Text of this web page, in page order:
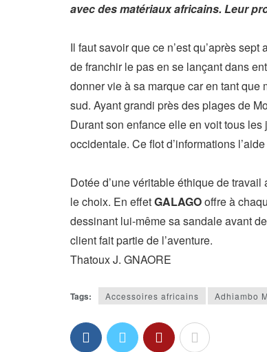
avec des matériaux africains. Leur
Il faut savoir que ce n’est qu’après
de franchir le pas en se lançant dans
donner vie à sa marque car en tant
sud. Ayant grandi près des plages de
Durant son enfance elle en voit tous
occidentale. Ce flot d’informations
Dotée d’une véritable éthique de
le choix. En effetGALAGOoffre à
dessinant lui-même sa sandale avant
client fait partie de l’aventure.
Thatoux J. GNAORE
Tags: Accessoires africains Adhiambo